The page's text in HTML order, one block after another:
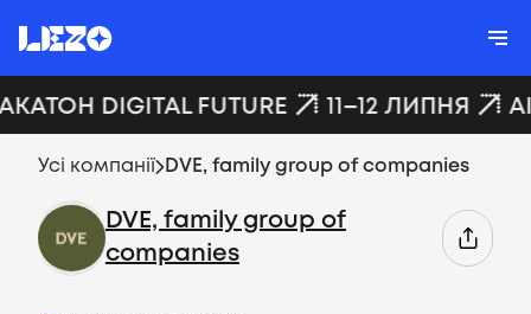
DIGITAL FUTURE 11–12 ЛИПНЯ
Усі компанії DVE, family group of companies
DVE, family group of
companies